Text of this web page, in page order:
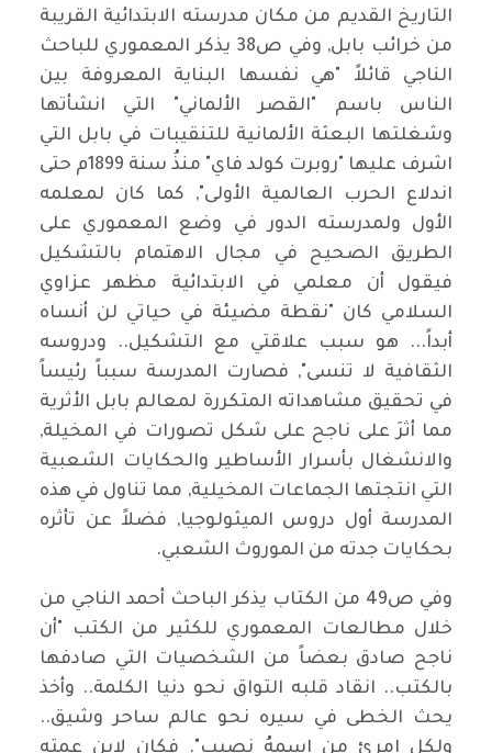
التاريخ القديم من مكان مدرسته الابتدائية القريبة
من خرائب بابل, وفي ص38 يذكر المعموري للباحث
الناجي قائلاً "هي نفسها البناية المعروفة بين
الناس باسم "القصر الألماني" التي انشأتها
وشغلتها البعثة الألمانية للتنقيبات في بابل التي
اشرف عليها "روبرت كولد فاي" منذُ سنة 1899م حتى
اندلاع الحرب العالمية الأولى", كما كان لمعلمه
الأول ولمدرسته الدور في وضع المعموري على
الطريق الصحيح في مجال الاهتمام بالتشكيل
فيقول أن معلمي في الابتدائية مظهر عزاوي
السلامي كان "نقطة مضيئة في حياتي لن أنساه
أبداً... هو سبب علاقتي مع التشكيل.. ودروسه
الثقافية لا تنسى", فصارت المدرسة سبباً رئيساً
في تحقيق مشاهداته المتكررة لمعالم بابل الأثرية
مما أثرَ على ناجح على شكل تصورات في المخيلة,
والانشغال بأسرار الأساطير والحكايات الشعبية
التي انتجتها الجماعات المخيلية, مما تناول في هذه
المدرسة أول دروس الميثولوجيا, فضلاً عن تأثره
بحكايات جدته من الموروث الشعبي.
وفي ص49 من الكتاب يذكر الباحث أحمد الناجي من
خلال مطالعات المعموري للكثير من الكتب "أن
ناجح صادق بعضاً من الشخصيات التي صادفها
بالكتب.. انقاد قلبه التواق نحو دنيا الكلمة.. وأخذ
يحث الخطى في سيره نحو عالم ساحر وشيق..
ولكل امرئ من اسمهُ نصيب". فكان لابن عمته